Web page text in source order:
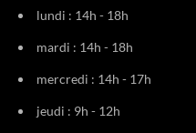
lundi : 14h - 18h
mardi : 14h - 18h
mercredi : 14h - 17h
jeudi : 9h - 12h